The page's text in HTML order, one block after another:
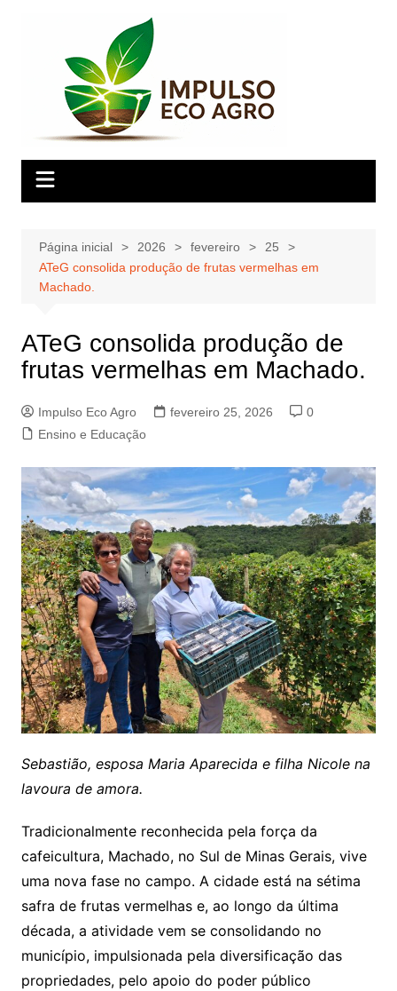
Página inicial 2026 fevereiro
25
ATeG consolida produção de frutas vermelhas em
Machado.
ATeG consolida produção de
frutas vermelhas em Machado.
Impulso Eco Agro fevereiro 25, 2026
0
Ensino e Educação
Sebastião, esposa Maria Aparecida e filha Nicole na
lavoura de amora.
Tradicionalmente reconhecida pela força da
cafeicultura, Machado, no Sul de Minas Gerais, vive
uma nova fase no campo. A cidade está na sétima
safra de frutas vermelhas e, ao longo da última
década, a atividade vem se consolidando no
município, impulsionada pela diversificação das
propriedades, pelo apoio do poder público